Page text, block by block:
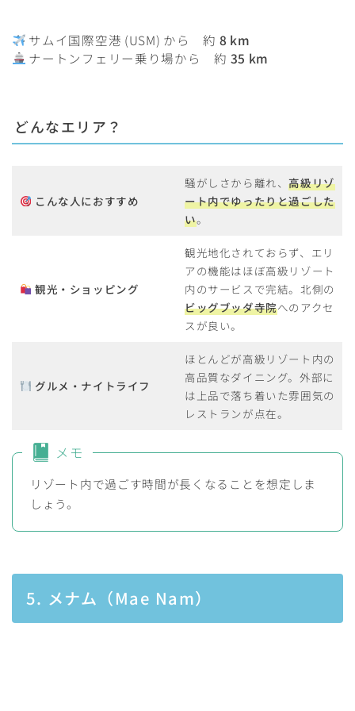
サムイ国際空港 (USM) から 約 8 km
ナートンフェリー乗り場から 約 35 km
どんなエリア？
こんな人におすすめ
騒がしさから離れ、高級リゾ
ート内でゆったりと過ごした
い。
観光・ショッピング
観光地化されておらず、エリ
アの機能はほぼ高級リゾート
内のサービスで完結。北側の
ビッグブッダ寺院へのアクセ
スが良い。
グルメ・ナイトライフ
ほとんどが高級リゾート内の
高品質なダイニング。外部に
は上品で落ち着いた雰囲気の
レストランが点在。
メモ
リゾート内で過ごす時間が長くなることを想定しま
しょう。
5. メナム（Mae Nam）